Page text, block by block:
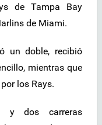
de Tampa Bay
de Miami.
un doble, recibió
mientras que
los Rays.
y dos carreras